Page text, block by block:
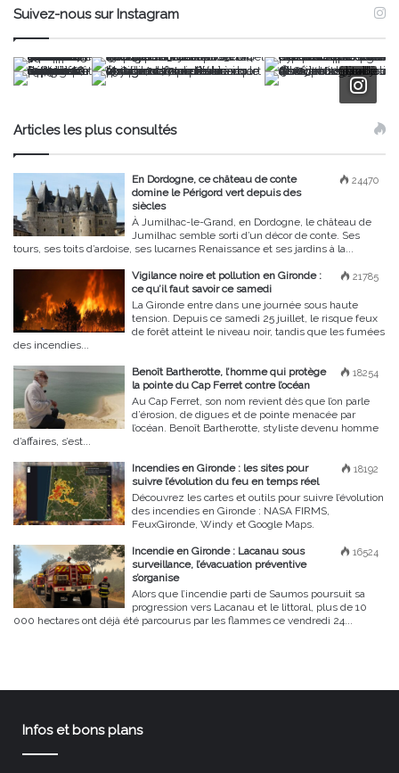
Suivez-nous sur Instagram
Articles les plus consultés
24470
En Dordogne, ce château de conte
domine le Périgord vert depuis des
siècles
À Jumilhac-le-Grand, en Dordogne, le château de
Jumilhac semble sorti d’un décor de conte. Ses
tours, ses toits d’ardoise, ses lucarnes Renaissance et ses jardins à la...
21785
Vigilance noire et pollution en Gironde :
ce qu’il faut savoir ce samedi
La Gironde entre dans une journée sous haute
tension. Depuis ce samedi 25 juillet, le risque feux
de forêt atteint le niveau noir, tandis que les fumées
des incendies...
18254
Benoît Bartherotte, l’homme qui protège
la pointe du Cap Ferret contre l’océan
Au Cap Ferret, son nom revient dès que l’on parle
d’érosion, de digues et de pointe menacée par
l’océan. Benoît Bartherotte, styliste devenu homme
d’affaires, s’est...
18192
Incendies en Gironde : les sites pour
suivre l’évolution du feu en temps réel
Découvrez les cartes et outils pour suivre l’évolution
des incendies en Gironde : NASA FIRMS,
FeuxGironde, Windy et Google Maps.
16524
Incendie en Gironde : Lacanau sous
surveillance, l’évacuation préventive
s’organise
Alors que l’incendie parti de Saumos poursuit sa
progression vers Lacanau et le littoral, plus de 10
000 hectares ont déjà été parcourus par les flammes ce vendredi 24...
Infos et bons plans